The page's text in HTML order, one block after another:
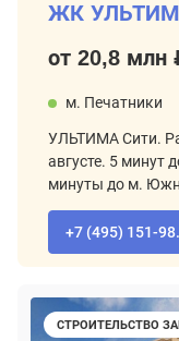
ЖК
от 20,8 млн
м. Печатники
УЛЬТИМА Сити.
августе. 5 минут
минуты до м.
+7
СТРОИТЕЛЬСТВО